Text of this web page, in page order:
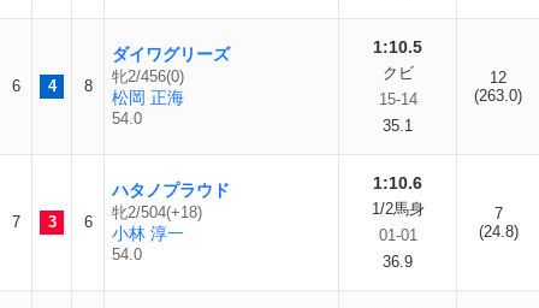
6 4 8
ダイワグリーズ
牝2/456(0)
松岡 正海
54.0
1:10.5
クビ
15-14
35.1
12
(263.0)
7 3 6
ハタノプラウド
牝2/504(+18)
小林 淳一
54.0
1:10.6
1/2馬身
01-01
36.9
7
(24.8)